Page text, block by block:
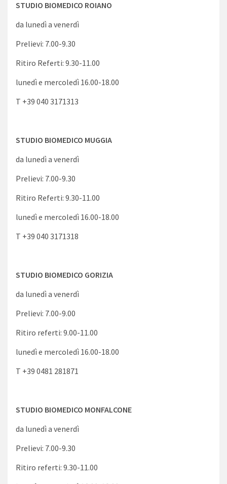
STUDIO BIOMEDICO ROIANO
da lunedì a venerdì
Prelievi: 7.00-9.30
Ritiro Referti: 9.30-11.00
lunedì e mercoledì 16.00-18.00
T +39 040 3171313
STUDIO BIOMEDICO MUGGIA
da lunedì a venerdì
Prelievi: 7.00-9.30
Ritiro Referti: 9.30-11.00
lunedì e mercoledì 16.00-18.00
T +39 040 3171318
STUDIO BIOMEDICO GORIZIA
da lunedì a venerdì
Prelievi: 7.00-9.00
Ritiro referti: 9.00-11.00
lunedì e mercoledì 16.00-18.00
T +39 0481 281871
STUDIO BIOMEDICO MONFALCONE
da lunedì a venerdì
Prelievi: 7.00-9.30
Ritiro referti: 9.30-11.00